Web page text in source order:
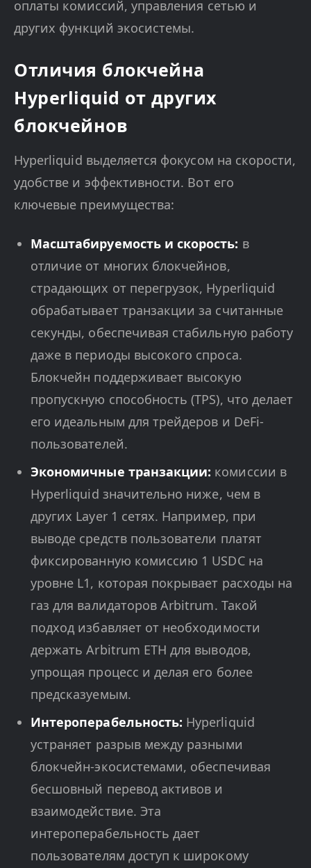
оплаты комиссий, управления сетью и
других функций экосистемы.
Отличия блокчейна
Hyperliquid от других
блокчейнов
Hyperliquid выделяется фокусом на скорости,
удобстве и эффективности. Вот его
ключевые преимущества:
Масштабируемость и скорость: в
отличие от многих блокчейнов,
страдающих от перегрузок, Hyperliquid
обрабатывает транзакции за считанные
секунды, обеспечивая стабильную работу
даже в периоды высокого спроса.
Блокчейн поддерживает высокую
пропускную способность (TPS), что делает
его идеальным для трейдеров и DeFi-
пользователей.
Экономичные транзакции: комиссии в
Hyperliquid значительно ниже, чем в
других Layer 1 сетях. Например, при
выводе средств пользователи платят
фиксированную комиссию 1 USDC на
уровне L1, которая покрывает расходы на
газ для валидаторов Arbitrum. Такой
подход избавляет от необходимости
держать Arbitrum ETH для выводов,
упрощая процесс и делая его более
предсказуемым.
Интероперабельность: Hyperliquid
устраняет разрыв между разными
блокчейн-экосистемами, обеспечивая
бесшовный перевод активов и
взаимодействие. Эта
интероперабельность дает
пользователям доступ к широкому